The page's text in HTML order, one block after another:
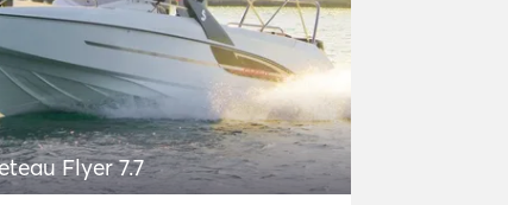
Flyer 7.7